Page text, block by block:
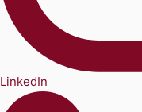
LinkedIn